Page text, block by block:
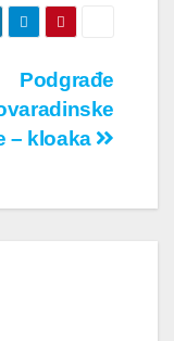
Podgrađe
– kloaka